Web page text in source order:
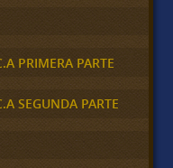
PRIMERA PARTE
SEGUNDA PARTE